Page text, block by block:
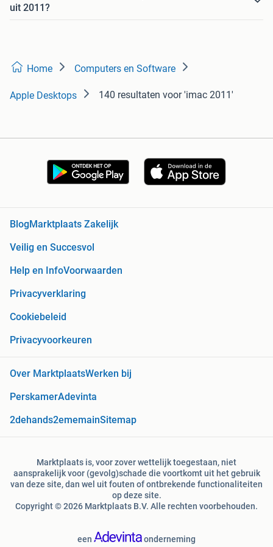
uit 2011?
Home Computers en Software
Apple Desktops 140 resultaten voor 'imac 2011'
BlogMarktplaats Zakelijk
Veilig en Succesvol
Help en InfoVoorwaarden
Privacyverklaring
Cookiebeleid
Privacyvoorkeuren
Over MarktplaatsWerken bij
PerskamerAdevinta
2dehands2ememainSitemap
Marktplaats is, voor zover wettelijk toegestaan, niet
aansprakelijk voor (gevolg)schade die voortkomt uit het gebruik
van deze site, dan wel uit fouten of ontbrekende functionaliteiten
op deze site.
Copyright © 2026 Marktplaats B.V. Alle rechten voorbehouden.
een onderneming